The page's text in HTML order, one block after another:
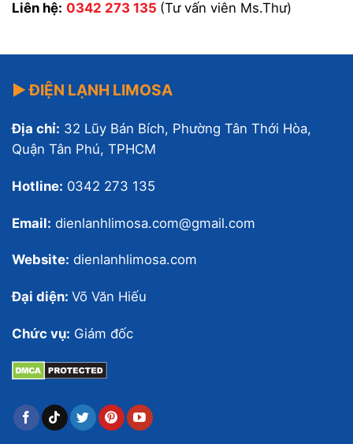
Liên hệ: 0342 273 135 (Tư vấn viên Ms.Thư)
▶ ĐIỆN LẠNH LIMOSA
Địa chỉ: 32 Lũy Bán Bích, Phường Tân Thới Hòa,
Quận Tân Phú, TPHCM
Hotline: 0342 273 135
Email: dienlanhlimosa.com@gmail.com
Website: dienlanhlimosa.com
Đại diện: Võ Văn Hiếu
Chức vụ: Giám đốc